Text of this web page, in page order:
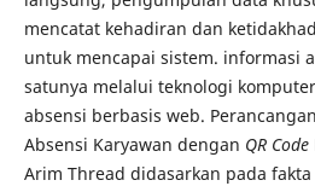
mencatat kehadiran dan
untuk mencapai sistem. informasi
satunya melalui teknologi
absensi berbasis web.
Absensi Karyawan dengan QR Code
Arim Thread didasarkan pada